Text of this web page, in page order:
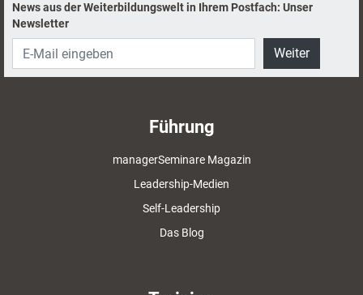
News aus der Weiterbildungswelt in Ihrem Postfach: Unser
Newsletter
Weiter
Führung
managerSeminare Magazin
Leadership-Medien
Self-Leadership
Das Blog